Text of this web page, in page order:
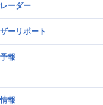
ーダー
ーリポート
報
報